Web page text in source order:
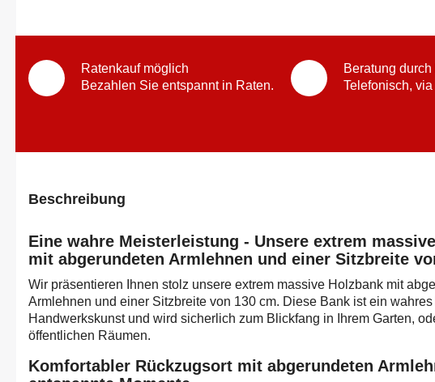
Ratenkauf möglich
Bezahlen Sie entspannt in Raten.
Beratung durch
Telefonisch,
Beschreibung
Eine wahre Meisterleistung - Unsere extrem
mit abgerundeten Armlehnen und einer Sitzbreite
Wir präsentieren Ihnen stolz unsere extrem massive Holzbank mit
Armlehnen und einer Sitzbreite von 130 cm. Diese Bank ist ein
Handwerkskunst und wird sicherlich zum Blickfang in Ihrem Garten,
öffentlichen Räumen.
Komfortabler Rückzugsort mit abgerundeten